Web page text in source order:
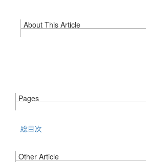
About This Article
Pages
総目次
Other Article